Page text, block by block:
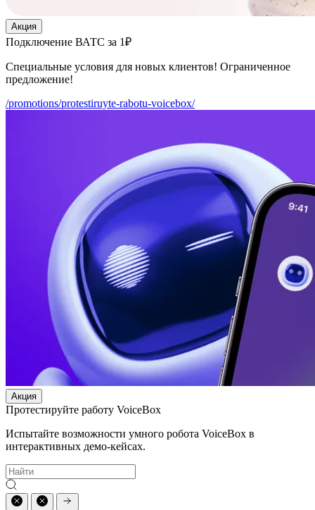
Акция
Подключение ВАТС за 1₽
Специальные условия для новых клиентов! Ограниченное
предложение!
/promotions/protestiruyte-rabotu-voicebox/
Акция
Протестируйте работу VoiceBox
Испытайте возможности умного робота VoiceBox в
интерактивных демо-кейсах.